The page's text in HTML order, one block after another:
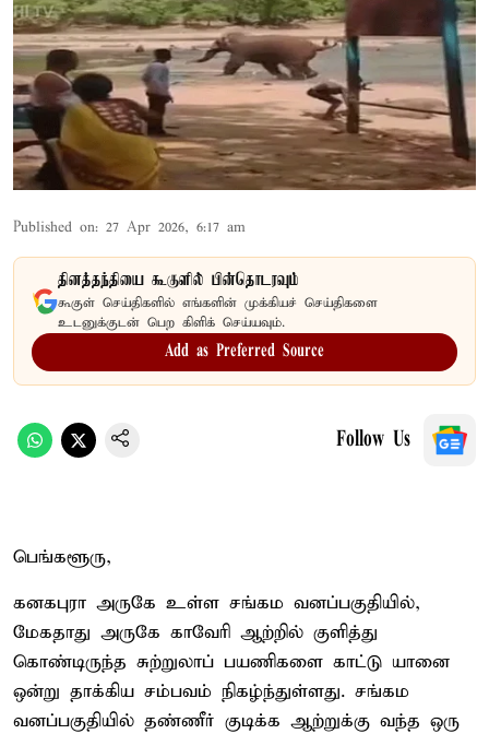
Published on: 27 Apr 2026, 6:17 am
தினத்தந்தியை கூகுளில் பின்தொடரவும்
கூகுள் செய்திகளில் எங்களின் முக்கியச் செய்திகளை
உடனுக்குடன் பெற கிளிக் செய்யவும்.
Add as Preferred Source
Follow Us
பெங்களூரு,
கனகபுரா அருகே உள்ள சங்கம வனப்பகுதியில்,
மேகதாது அருகே காவேரி ஆற்றில் குளித்து
கொண்டிருந்த சுற்றுலாப் பயணிகளை காட்டு யானை
ஒன்று தாக்கிய சம்பவம் நிகழ்ந்துள்ளது. சங்கம
வனப்பகுதியில் தண்ணீர் குடிக்க ஆற்றுக்கு வந்த ஒரு